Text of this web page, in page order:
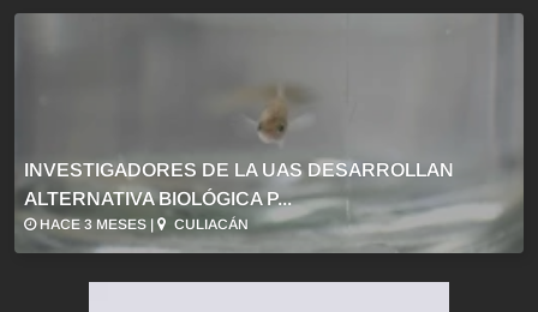
INVESTIGADORES DE LA UAS DESARROLLAN
ALTERNATIVA BIOLÓGICA P...
HACE 3 MESES | CULIACÁN